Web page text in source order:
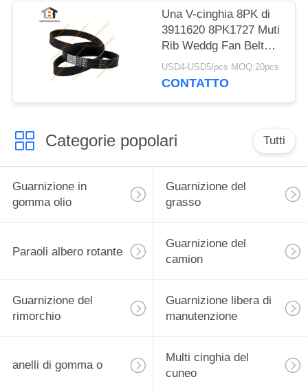
Una V-cinghia 8PK di
3911620 8PK1727 Muti
Rib Weddg Fan Belt
For Cummins Engine
USD4-USD5/pcs MOQ:20pcs
CONTATTO
Categorie popolari Tutti
Guarnizione in
gomma olio
Guarnizione del
grasso
Paraoli albero rotante
Guarnizione del
camion
Guarnizione del
rimorchio
Guarnizione libera di
manutenzione
anelli di gomma o
Multi cinghia del
cuneo